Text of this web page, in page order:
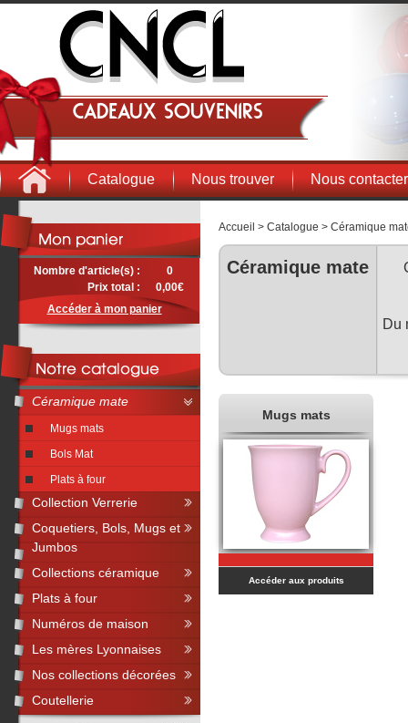
Cadeaux souvenirs
Catalogue Nous trouver Nous contacter
Accueil > Catalogue > Céramique
Céramique mate
Du
Mugs mats
Accéder aux produits
Nombre d'article(s) :
0
Prix total :
0,00€
Accéder à mon panier
Céramique mate
Mugs mats
Bols Mat
Plats à four
Collection Verrerie
Coquetiers, Bols, Mugs et
Jumbos
Collections céramique
Plats à four
Numéros de maison
Les mères Lyonnaises
Nos collections décorées
Coutellerie